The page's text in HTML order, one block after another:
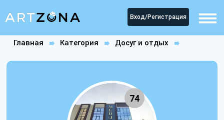
Вход/Регистрация
Главная Категория
Досуг и отдых
74